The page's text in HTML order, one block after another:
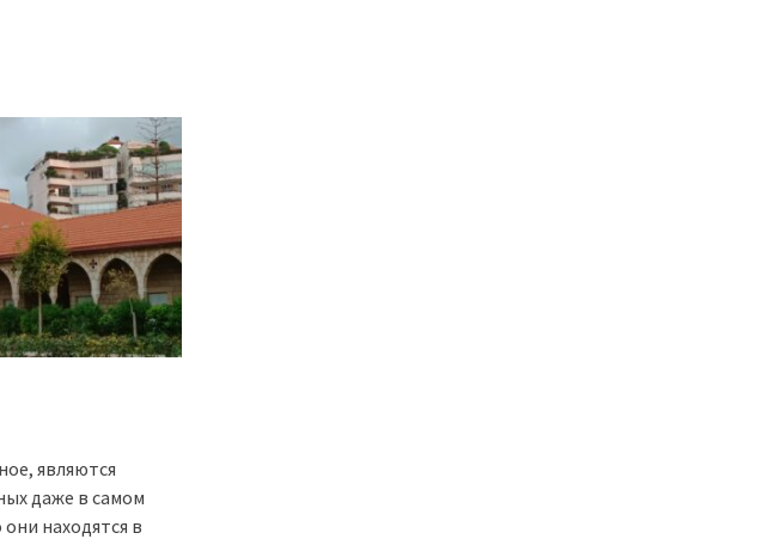
являются
даже в самом
находятся в